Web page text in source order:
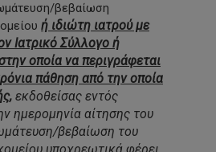
βεβαίωση
ή ιδιώτη ιατρού με
Ιατρικό Σύλλογο ή
οποία να περιγράφεται
πάθηση από την οποία
, εκδοθείσας εντός
ημερομηνία αίτησης του
βεβαίωση του